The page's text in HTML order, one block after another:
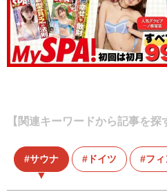
【関連キーワードから記事を探
サウナ ドイツ フ